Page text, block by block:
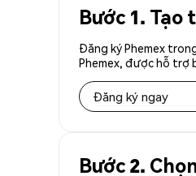
Bước 1.
Đăng ký Phemex
Phemex, được hỗ trợ
Đăng ký ngay
Bước 2.